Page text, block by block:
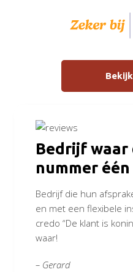
Bedrijf waar
nummer
Bedrijf die hun
en met een flexibele
credo “De klant is
waar!
– Gerard